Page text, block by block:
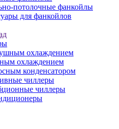
потолочные фанкойлы
для фанкойлов
охлаждением
охлаждением
конденсатором
чиллеры
чиллеры